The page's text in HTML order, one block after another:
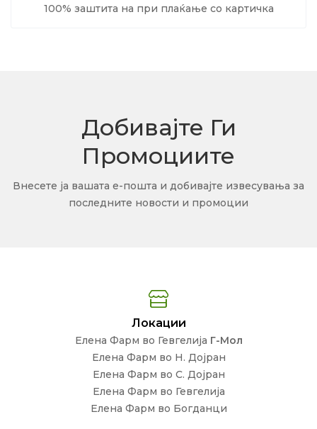
100% заштита на при плаќање со картичка
Добивајте Ги
Промоциите
Внесете ја вашата е-пошта и добивајте извесувања за
последните новости и промоции
Локации
Елена Фарм во Гевгелија Г-Мол
Елена Фарм во Н. Дојран
Елена Фарм во С. Дојран
Елена Фарм во Гевгелија
Елена Фарм во Богданци